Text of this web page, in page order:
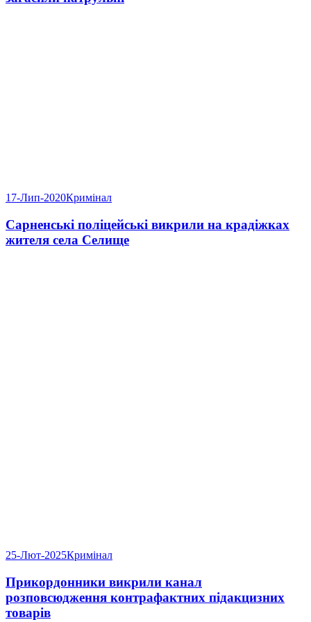
17-Лип-2020Кримінал
Сарненські поліцейські викрили на крадіжках
жителя села Селище
25-Лют-2025Кримінал
Прикордонники викрили канал
розповсюдження контрафактних підакцизних
товарів